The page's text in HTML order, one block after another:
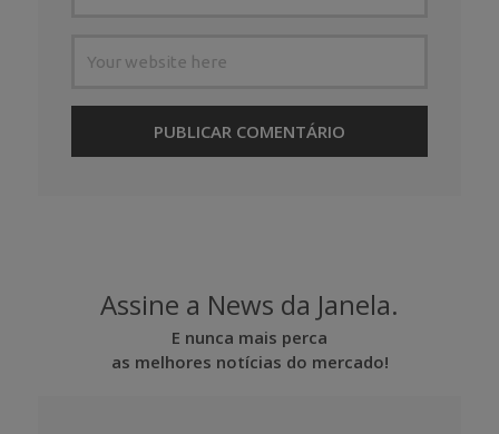
Assine a News da Janela.
E nunca mais perca
as melhores notícias do mercado!